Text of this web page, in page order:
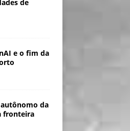
de
e o fim da
da
fronteira